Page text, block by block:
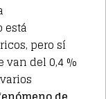
pero sí
del 0,4 %